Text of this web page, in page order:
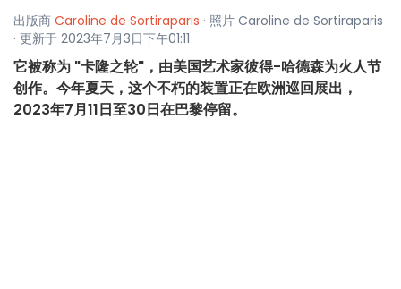
出版商 Caroline de Sortiraparis · 照片 Caroline de Sortiraparis
· 更新于 2023年7月3日下午01:11
它被称为 "卡隆之轮"，由美国艺术家彼得-哈德森为火人节
创作。今年夏天，这个不朽的装置正在欧洲巡回展出，
2023年7月11日至30日在巴黎停留。